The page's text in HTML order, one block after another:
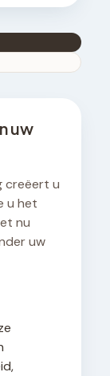
uw
creëert u
u het
nu
uw